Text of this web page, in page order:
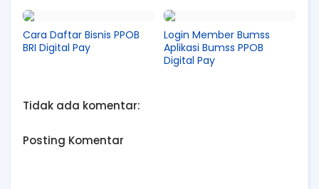
Cara Daftar Bisnis PPOB
BRI Digital Pay
Login Member Bumss
Aplikasi Bumss PPOB
Digital Pay
Tidak ada komentar:
Posting Komentar